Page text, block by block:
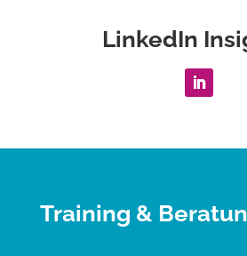
LinkedIn
Training &